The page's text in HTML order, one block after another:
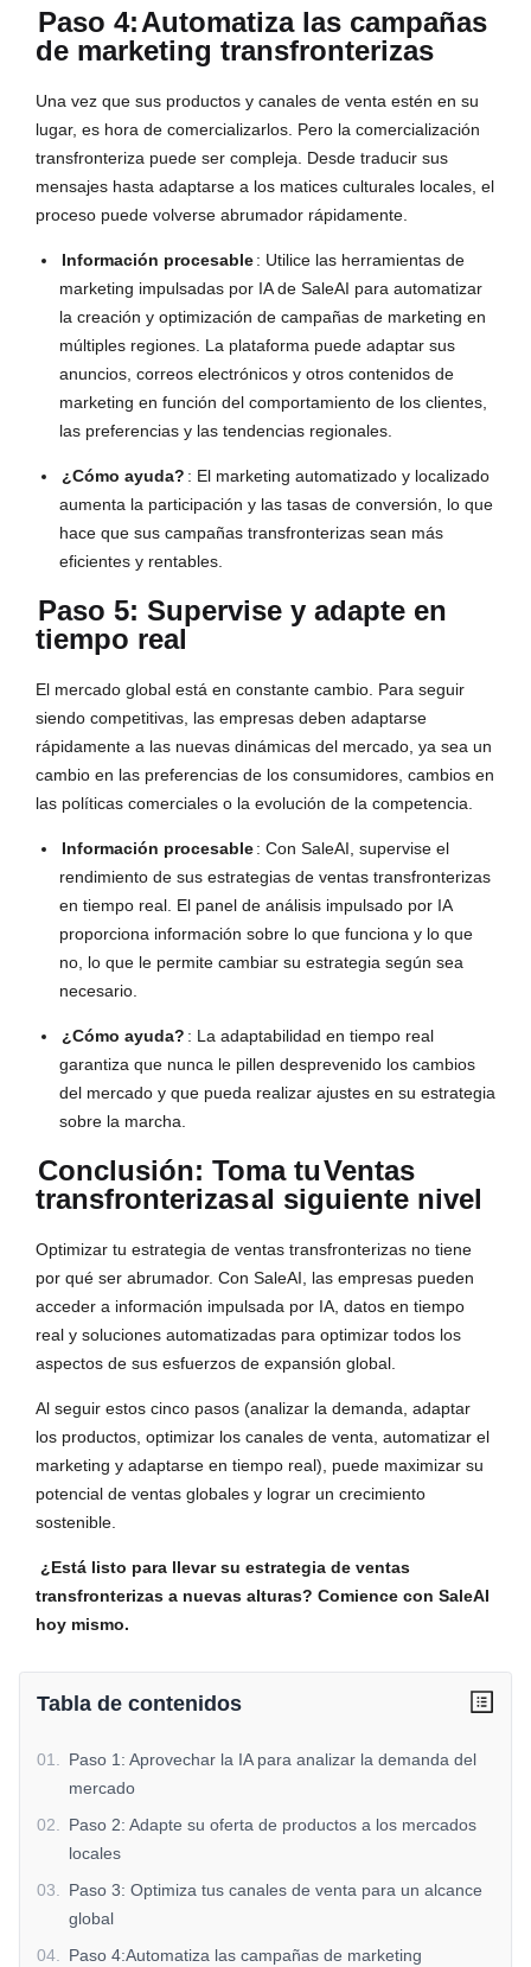
Paso 4:Automatiza las campañas
de marketing transfronterizas
Una vez que sus productos y canales de venta estén en su
lugar, es hora de comercializarlos. Pero la comercialización
transfronteriza puede ser compleja. Desde traducir sus
mensajes hasta adaptarse a los matices culturales locales, el
proceso puede volverse abrumador rápidamente.
Información procesable: Utilice las herramientas de
marketing impulsadas por IA de SaleAI para automatizar
la creación y optimización de campañas de marketing en
múltiples regiones. La plataforma puede adaptar sus
anuncios, correos electrónicos y otros contenidos de
marketing en función del comportamiento de los clientes,
las preferencias y las tendencias regionales.
¿Cómo ayuda? : El marketing automatizado y localizado
aumenta la participación y las tasas de conversión, lo que
hace que sus campañas transfronterizas sean más
eficientes y rentables.
Paso 5: Supervise y adapte en
tiempo real
El mercado global está en constante cambio. Para seguir
siendo competitivas, las empresas deben adaptarse
rápidamente a las nuevas dinámicas del mercado, ya sea un
cambio en las preferencias de los consumidores, cambios en
las políticas comerciales o la evolución de la competencia.
Información procesable: Con SaleAI, supervise el
rendimiento de sus estrategias de ventas transfronterizas
en tiempo real. El panel de análisis impulsado por IA
proporciona información sobre lo que funciona y lo que
no, lo que le permite cambiar su estrategia según sea
necesario.
¿Cómo ayuda? : La adaptabilidad en tiempo real
garantiza que nunca le pillen desprevenido los cambios
del mercado y que pueda realizar ajustes en su estrategia
sobre la marcha.
Conclusión: Toma tuVentas
transfronterizasal siguiente nivel
Optimizar tu estrategia de ventas transfronterizas no tiene
por qué ser abrumador. Con SaleAI, las empresas pueden
acceder a información impulsada por IA, datos en tiempo
real y soluciones automatizadas para optimizar todos los
aspectos de sus esfuerzos de expansión global.
Al seguir estos cinco pasos (analizar la demanda, adaptar
los productos, optimizar los canales de venta, automatizar el
marketing y adaptarse en tiempo real), puede maximizar su
potencial de ventas globales y lograr un crecimiento
sostenible.
¿Está listo para llevar su estrategia de ventas
transfronterizas a nuevas alturas? Comience con SaleAI
hoy mismo.
Tabla de contenidos
01
Paso 1: Aprovechar la IA para analizar la demanda del
mercado
02
Paso 2: Adapte su oferta de productos a los mercados
locales
03
Paso 3: Optimiza tus canales de venta para un alcance
global
04
Paso 4:Automatiza las campañas de marketing